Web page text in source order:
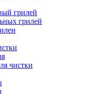
грилей
грилей
чистки